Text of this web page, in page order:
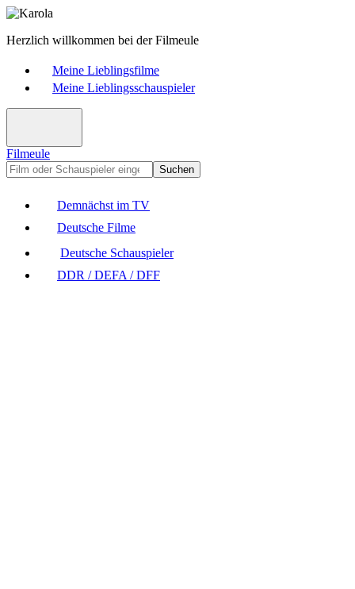
Herzlich willkommen bei der Filmeule
Meine Lieblingsfilme
Meine Lieblingsschauspieler
Filmeule
Suchen
Demnächst im TV
Deutsche Filme
Deutsche Schauspieler
DDR / DEFA / DFF